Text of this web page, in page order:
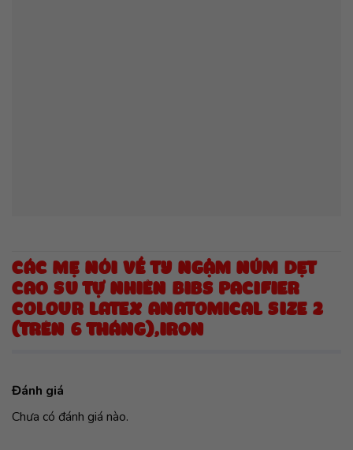
CÁC MẸ NÓI VỀ TY NGẬM NÚM DẸT
CAO SU TỰ NHIÊN BIBS PACIFIER
COLOUR LATEX ANATOMICAL SIZE 2
(TRÊN 6 THÁNG),IRON
Đánh giá
Chưa có đánh giá nào.